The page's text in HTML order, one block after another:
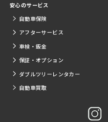
安心のサービス
自動車保険
アフターサービス
車検・鈑金
保証・オプション
ダブルツリーレンタカー
自動車買取